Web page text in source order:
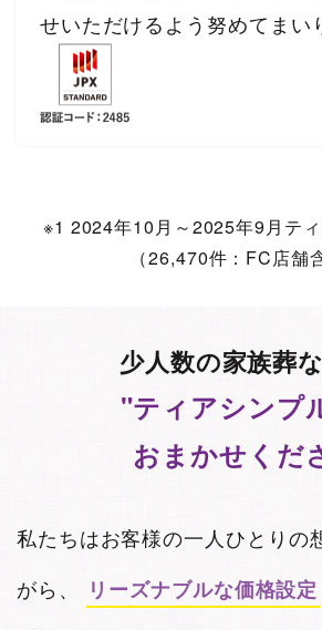
せいただけるよう努めてまい
※1 2024年10月～2025年9月テ
（26,470件：FC店舗
少人数の家族葬な
"ティアシンプ
おまかせくだ
私たちはお客様の一人ひとりの
がら、
リーズナブルな価格設定